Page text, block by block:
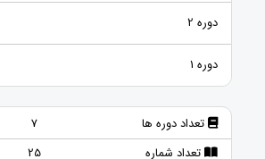
دوره 2
دوره 1
تعداد دوره ها
7
تعداد شماره
25